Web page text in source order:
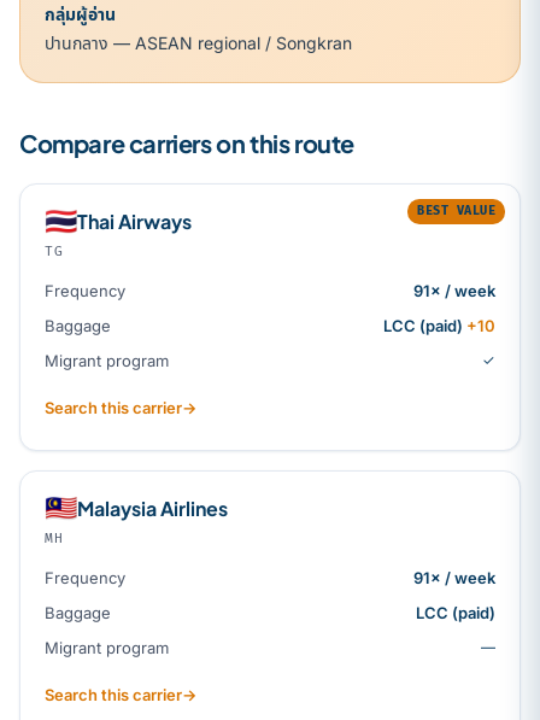
กลุ่มผู้อ่าน
ปานกลาง — ASEAN regional / Songkran
Compare carriers on this route
BEST VALUE
🇹🇭Thai Airways
TG
Frequency
91× / week
Baggage
LCC (paid) +10
Migrant program
✓
Search this carrier→
🇲🇾Malaysia Airlines
MH
Frequency
91× / week
Baggage
LCC (paid)
Migrant program
—
Search this carrier→